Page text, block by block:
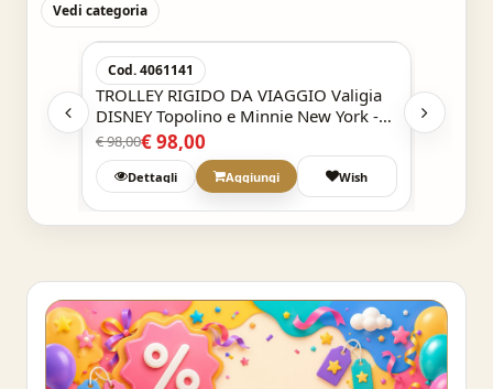
Vedi categoria
Cod. 4061141
TROLLEY RIGIDO DA VIAGGIO Valigia
DISNEY Topolino e Minnie New York -
cm 55x38x20 bagaglio a mano
€ 98,00€ 98,00
Dettagli Aggiungi Wish